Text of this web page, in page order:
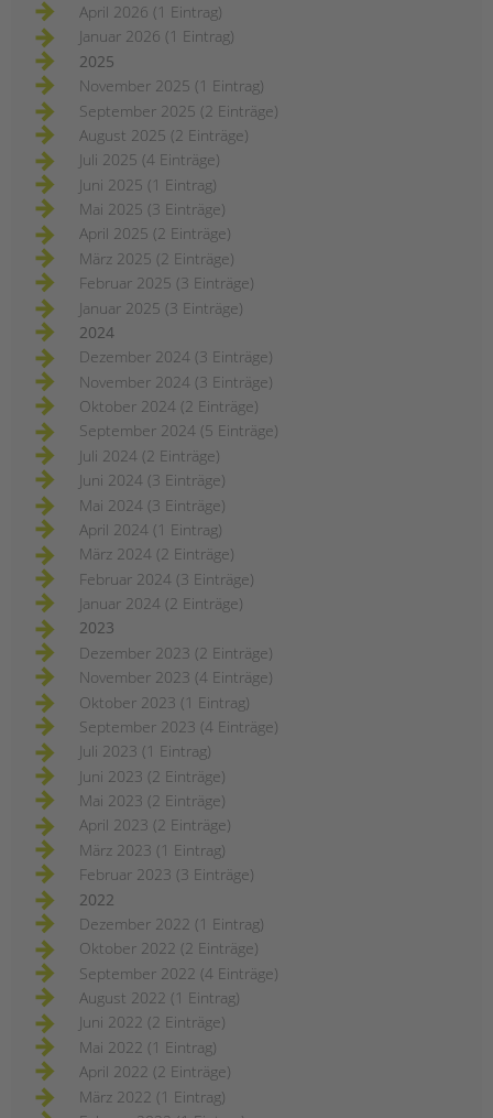
April 2026 (1 Eintrag)
Januar 2026 (1 Eintrag)
2025
November 2025 (1 Eintrag)
September 2025 (2 Einträge)
August 2025 (2 Einträge)
Juli 2025 (4 Einträge)
Juni 2025 (1 Eintrag)
Mai 2025 (3 Einträge)
April 2025 (2 Einträge)
März 2025 (2 Einträge)
Februar 2025 (3 Einträge)
Januar 2025 (3 Einträge)
2024
Dezember 2024 (3 Einträge)
November 2024 (3 Einträge)
Oktober 2024 (2 Einträge)
September 2024 (5 Einträge)
Juli 2024 (2 Einträge)
Juni 2024 (3 Einträge)
Mai 2024 (3 Einträge)
April 2024 (1 Eintrag)
März 2024 (2 Einträge)
Februar 2024 (3 Einträge)
Januar 2024 (2 Einträge)
2023
Dezember 2023 (2 Einträge)
November 2023 (4 Einträge)
Oktober 2023 (1 Eintrag)
September 2023 (4 Einträge)
Juli 2023 (1 Eintrag)
Juni 2023 (2 Einträge)
Mai 2023 (2 Einträge)
April 2023 (2 Einträge)
März 2023 (1 Eintrag)
Februar 2023 (3 Einträge)
2022
Dezember 2022 (1 Eintrag)
Oktober 2022 (2 Einträge)
September 2022 (4 Einträge)
August 2022 (1 Eintrag)
Juni 2022 (2 Einträge)
Mai 2022 (1 Eintrag)
April 2022 (2 Einträge)
März 2022 (1 Eintrag)